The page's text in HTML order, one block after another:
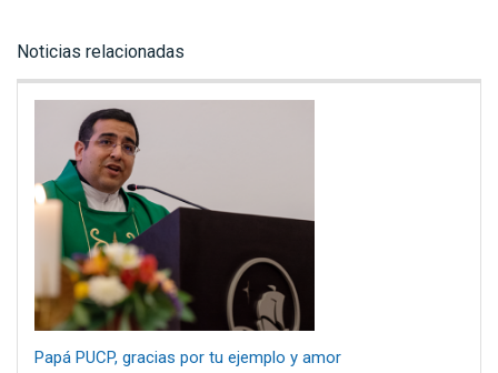
Noticias relacionadas
Papá PUCP, gracias por tu ejemplo y amor